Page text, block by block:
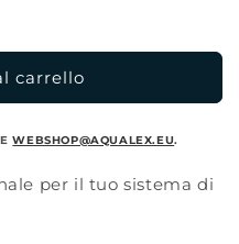
carrello
WEBSHOP@AQUALEX.EU.
per il tuo sistema di